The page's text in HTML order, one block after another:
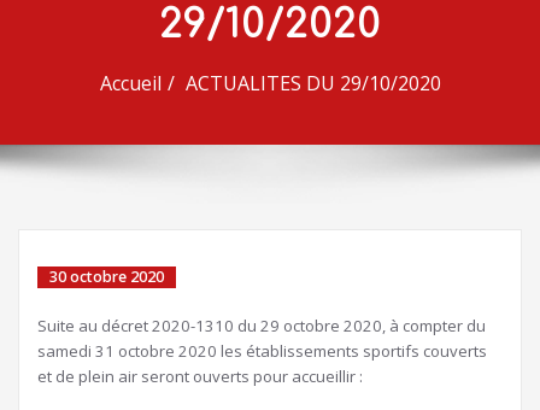
29/10/2020
Accueil ACTUALITES DU 29/10/2020
30 octobre 2020
Suite au décret 2020-1310 du 29 octobre 2020, à compter du
samedi 31 octobre 2020 les établissements sportifs couverts
et de plein air seront ouverts pour accueillir :